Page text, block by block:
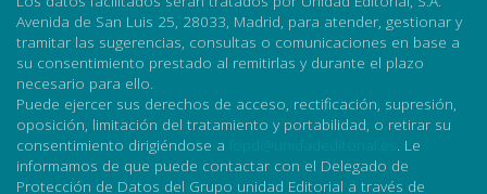
Avenida de San Luis 25, 28033, Madrid, para atender, gestionar y
tramitar las sugerencias, consultas o comunicaciones en base a
su consentimiento prestado al remitirlas y durante el plazo
necesario para ello.
Puede ejercer sus derechos de acceso, rectificación, supresión,
oposición, limitación del tratamiento y portabilidad, o retirar su
consentimiento dirigiéndose a
. Le
informamos de que puede contactar con el Delegado de
Protección de Datos del Grupo unidad Editorial a través de